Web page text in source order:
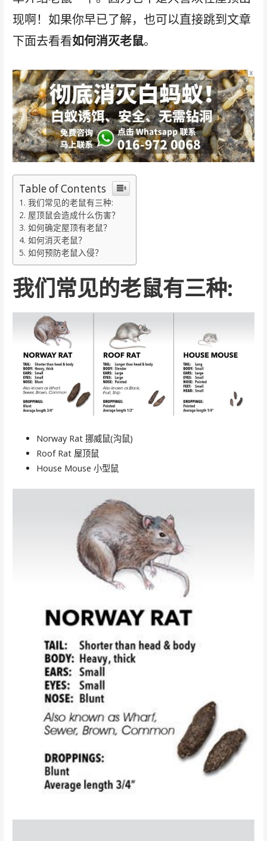
现啊！如果你早已了解，也可以直接跳到文章
下面去看看如何消灭老鼠。
Table of Contents
我们常见的老鼠有三种:
屋顶鼠会造成什么伤害？
如何确定屋顶有老鼠？
如何消灭老鼠？
如何预防老鼠入侵？
我们常见的老鼠有三种:
Norway Rat 挪威鼠(沟鼠)
Roof Rat 屋顶鼠
House Mouse 小型鼠